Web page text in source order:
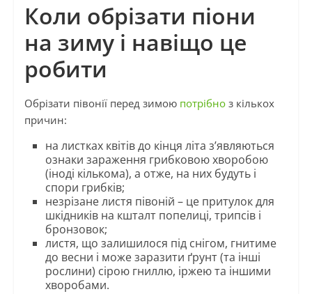
Коли обрізати піони
на зиму і навіщо це
робити
Обрізати півонії перед зимою потрібноз кількох
причин:
на листках квітів до кінця літа з’являються
ознаки зараження грибковою хворобою
(іноді кількома), а отже, на них будуть і
спори грибків;
незрізане листя півоній – це притулок для
шкідників на кшталт попелиці, трипсів і
бронзовок;
листя, що залишилося під снігом, гнитиме
до весни і може заразити ґрунт (та інші
рослини) сірою гниллю, іржею та іншими
хворобами.